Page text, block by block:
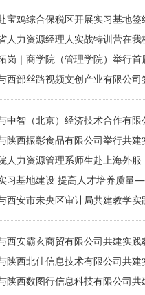
宝鸡综合保税区开展实习基地
人力资源经理人实战特训营在我
岗｜商学院（管理学院）举行
西部丝路视频文创产业有限公
中智（北京）经济技术合作有
陕西振彰食品有限公司举行共
人力资源管理系师生赴上海外
习基地建设 提高人才培养质量
西安市未央区审计局共建教学实
西安霸玄商贸有限公司共建实
陕西北佳信息技术有限公司共
陕西数图行信息科技有限公司共